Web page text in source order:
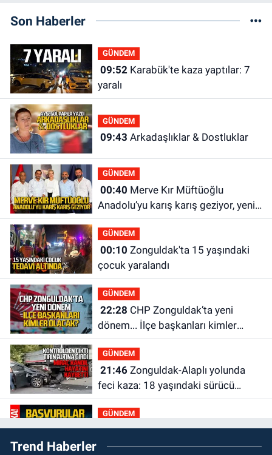
Son Haberler
GÜNDEM
09:52Karabük'te kaza yaptılar: 7
yaralı
GÜNDEM
09:43 Arkadaşlıklar & Dostluklar
GÜNDEM
00:40
Anadolu’yu karış karış geziyor, yeni
yapılanmaları şekillendiriyor
GÜNDEM
00:10
çocuk yaralandı
GÜNDEM
22:28
dönem... İlçe başkanları kimler
olacak?
GÜNDEM
21:46Zonguldak-Alaplı yolunda
feci kaza: 18 yaşındaki sürücü
hayatını kaybetti
GÜNDEM
21:29Başvurular başladı: 3 bin
250 kişi alınacak
Trend Haberler